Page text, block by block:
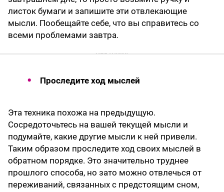
листок бумаги и запишите эти отвлекающие
мысли. Пообещайте себе, что вы справитесь со
всеми проблемами завтра.
Проследите ход мыслей
Эта техника похожа на предыдущую.
Сосредоточьтесь на вашей текущей мысли и
подумайте, какие другие мысли к ней привели.
Таким образом проследите ход своих мыслей в
обратном порядке. Это значительно труднее
прошлого способа, но зато можно отвлечься от
переживаний, связанных с предстоящим сном,